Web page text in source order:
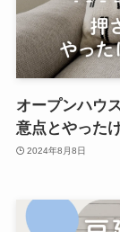
オープンハウ
意点とやった
2024年8月8日